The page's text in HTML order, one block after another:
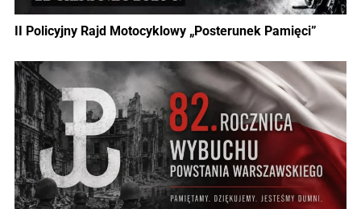
II Policyjny Rajd Motocyklowy „Posterunek Pamięci”